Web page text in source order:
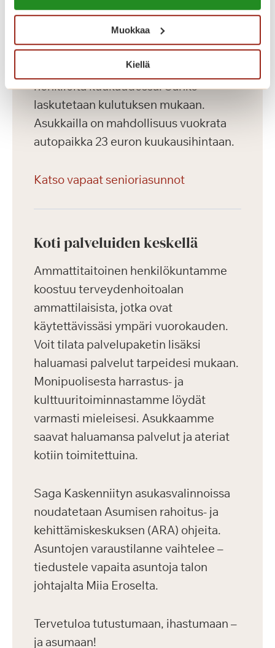
Muokkaa
Kiellä
senioreille sekä intervalliasumista
ikääntyville. Asunnon asumiskuluun
sisältyy asunnon vuokra ja yhteisten
tilojen käyttö. Vesimaksu on 26 euroa
henkilöltä kuukaudessa. Sähkö
laskutetaan kulutuksen mukaan.
Asukkailla on mahdollisuus vuokrata
autopaikka 23 euron kuukausihintaan.
Katso vapaat senioriasunnot
Koti palveluiden keskellä
Ammattitaitoinen henkilökuntamme
koostuu terveydenhoitoalan
ammattilaisista, jotka ovat
käytettävissäsi ympäri vuorokauden.
Voit tilata palvelupaketin lisäksi
haluamasi palvelut tarpeidesi mukaan.
Monipuolisesta harrastus- ja
kulttuuritoiminnastamme löydät
varmasti mieleisesi. Asukkaamme
saavat haluamansa palvelut ja ateriat
kotiin toimitettuina.
Saga Kaskenniityn asukasvalinnoissa
noudatetaan Asumisen rahoitus- ja
kehittämiskeskuksen (ARA) ohjeita.
Asuntojen varaustilanne vaihtelee –
tiedustele vapaita asuntoja talon
johtajalta Miia Eroselta.
Tervetuloa tutustumaan, ihastumaan –
ja asumaan!